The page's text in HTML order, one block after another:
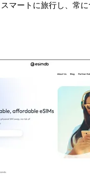
マートに旅行し、常